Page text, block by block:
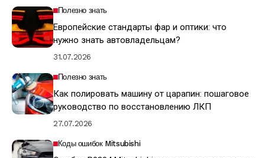
Полезно знать
Европейские стандарты фар и оптики: что
нужно знать автовладельцам?
31.07.2026
Полезно знать
Как полировать машину от царапин: пошаговое
руководство по восстановлению ЛКП
27.07.2026
Коды ошибок Mitsubishi